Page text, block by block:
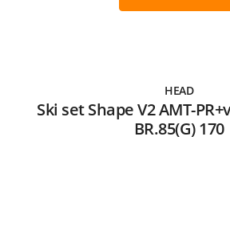
HEAD
Ski set Shape V2 AMT-
BR.85(G) 170